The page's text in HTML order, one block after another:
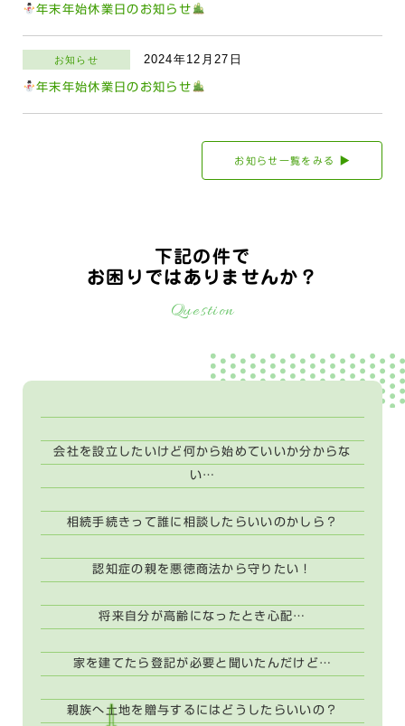
年末年始休業日のお知らせ
年末年始休業日のお知らせ
お知らせ 2024年12月27日
お知らせ一覧をみる
下記の件で
お困りではありませんか？
Question
会社を設立したいけど何から始めていいか分からな
い…
相続手続きって誰に相談したらいいのかしら？
認知症の親を悪徳商法から守りたい！
将来自分が高齢になったとき心配…
家を建てたら登記が必要と聞いたんだけど…
親族へ土地を贈与するにはどうしたらいいの？